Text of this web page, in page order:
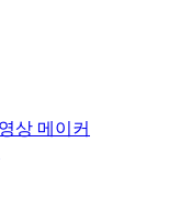
상 메이커